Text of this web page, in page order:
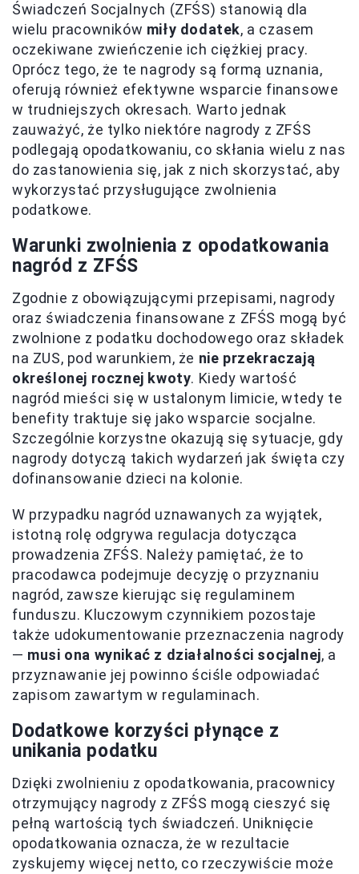
Świadczeń Socjalnych (ZFŚS) stanowią dla
wielu pracowników miły dodatek, a czasem
oczekiwane zwieńczenie ich ciężkiej pracy.
Oprócz tego, że te nagrody są formą uznania,
oferują również efektywne wsparcie finansowe
w trudniejszych okresach. Warto jednak
zauważyć, że tylko niektóre nagrody z ZFŚS
podlegają opodatkowaniu, co skłania wielu z nas
do zastanowienia się, jak z nich skorzystać, aby
wykorzystać przysługujące zwolnienia
podatkowe.
Warunki zwolnienia z opodatkowania
nagród z ZFŚS
Zgodnie z obowiązującymi przepisami, nagrody
oraz świadczenia finansowane z ZFŚS mogą być
zwolnione z podatku dochodowego oraz składek
na ZUS, pod warunkiem, że nie przekraczają
określonej rocznej kwoty. Kiedy wartość
nagród mieści się w ustalonym limicie, wtedy te
benefity traktuje się jako wsparcie socjalne.
Szczególnie korzystne okazują się sytuacje, gdy
nagrody dotyczą takich wydarzeń jak święta czy
dofinansowanie dzieci na kolonie.
W przypadku nagród uznawanych za wyjątek,
istotną rolę odgrywa regulacja dotycząca
prowadzenia ZFŚS. Należy pamiętać, że to
pracodawca podejmuje decyzję o przyznaniu
nagród, zawsze kierując się regulaminem
funduszu. Kluczowym czynnikiem pozostaje
także udokumentowanie przeznaczenia nagrody
— musi ona wynikać z działalności socjalnej, a
przyznawanie jej powinno ściśle odpowiadać
zapisom zawartym w regulaminach.
Dodatkowe korzyści płynące z
unikania podatku
Dzięki zwolnieniu z opodatkowania, pracownicy
otrzymujący nagrody z ZFŚS mogą cieszyć się
pełną wartością tych świadczeń. Uniknięcie
opodatkowania oznacza, że w rezultacie
zyskujemy więcej netto, co rzeczywiście może